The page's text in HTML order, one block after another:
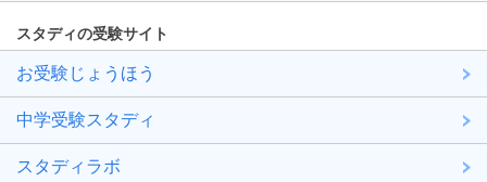
スタディの受験サイト
お受験じょうほう
中学受験スタディ
スタディラボ